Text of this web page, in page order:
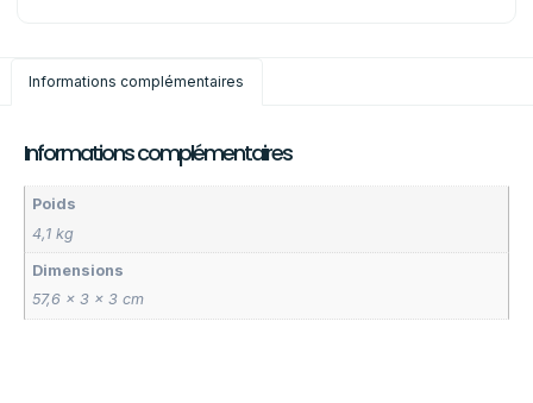
Informations complémentaires
Informations complémentaires
Poids
4,1 kg
Dimensions
57,6 × 3 × 3 cm